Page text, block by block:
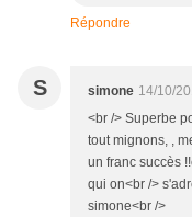
Répondre
S simone 14/10/
<br /> Superbe
tout mignons, ,
un franc succès
qui on<br />
simone<br />